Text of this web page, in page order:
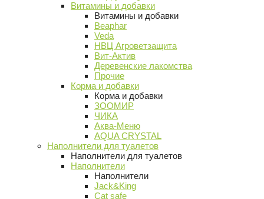
Витамины и добавки
Витамины и добавки
Beaphar
Veda
НВЦ Агроветзащита
Вит-Актив
Деревенские лакомства
Прочие
Корма и добавки
Корма и добавки
ЗООМИР
ЧИКА
Аква-Меню
AQUA CRYSTAL
Наполнители для туалетов
Наполнители для туалетов
Наполнители
Наполнители
Jack&King
Cat safe